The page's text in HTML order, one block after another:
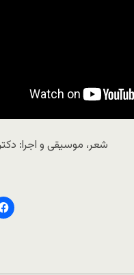
شعر، موسیقی و اجرا: